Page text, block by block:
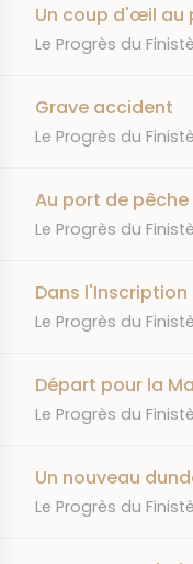
Un coup d'œil au
JOURNAL
Le Progrès du
Grave accident
JOURNAL
Le Progrès du
Au port de pêche
JOURNAL
Le Progrès du
Dans
JOURNAL
Le Progrès du
Départ pour la
JOURNAL
Le Progrès du
Un nouveau
JOURNAL
Le Progrès du